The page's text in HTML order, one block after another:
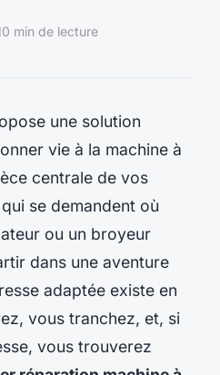
min de lecture
une solution
vie à la machine à
centrale de vos
se demandent où
ou un broyeur
dans une aventure
adaptée existe en
vous tranchez, et, si
vous trouverez